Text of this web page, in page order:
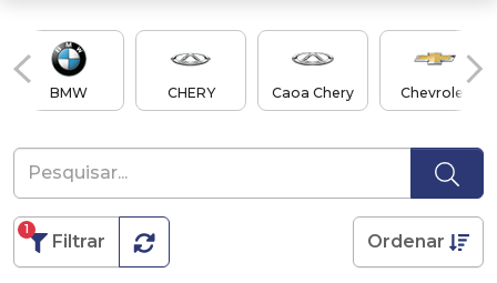
BMW CHERY Caoa Chery Chevrolet
Filtrar
1
Ordenar